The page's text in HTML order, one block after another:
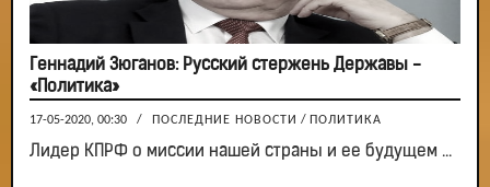
Геннадий Зюганов: Русский стержень Державы -
«Политика»
17-05-2020, 00:30 / ПОСЛЕДНИЕ НОВОСТИ / ПОЛИТИКА
Лидер КПРФ о миссии нашей страны и ее будущем ...